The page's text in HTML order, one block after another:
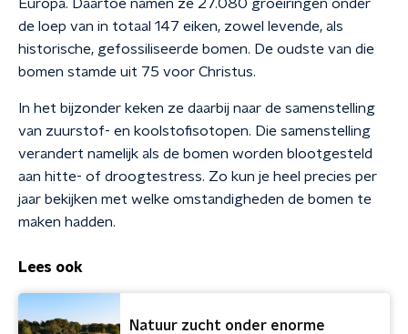
Europa. Daartoe namen ze 27.080 groeiringen onder
de loep van in totaal 147 eiken, zowel levende, als
historische, gefossiliseerde bomen. De oudste van die
bomen stamde uit 75 voor Christus.
In het bijzonder keken ze daarbij naar de samenstelling
van zuurstof- en koolstofisotopen. Die samenstelling
verandert namelijk als de bomen worden blootgesteld
aan hitte- of droogtestress. Zo kun je heel precies per
jaar bekijken met welke omstandigheden de bomen te
maken hadden.
Lees ook
Natuur zucht onder enorme